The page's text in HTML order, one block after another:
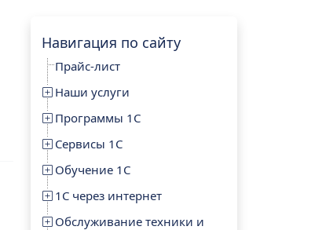
Навигация по сайту
Прайс-лист
Наши услуги
Программы 1С
Сервисы 1С
Обучение 1С
1С через интернет
Обслуживание техники и